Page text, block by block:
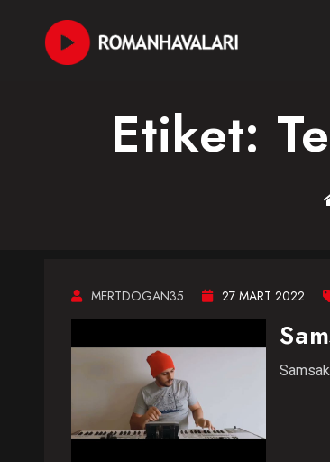
Etiket:
MERTDOGAN35 27 MART 2022